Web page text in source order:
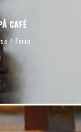
CAFÉ
/ Ferie